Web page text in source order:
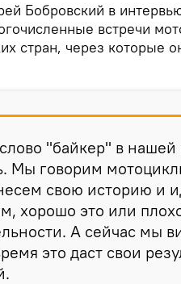
Бобровский в
встречи
стран, через которые
"байкер" в
Мы говорим
свою историю и
хорошо это или
А сейчас мы
это даст свои